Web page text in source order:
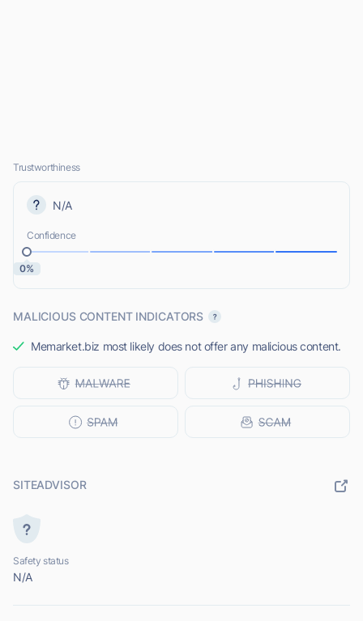
Trustworthiness
N/A
Confidence
0%
MALICIOUS CONTENT INDICATORS
Memarket.biz most likely does not offer any malicious content.
SITEADVISOR
Safety status
N/A